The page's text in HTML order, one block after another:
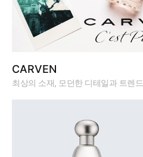
CARVEN
최상의 소재, 모던한 디테일과 트렌드